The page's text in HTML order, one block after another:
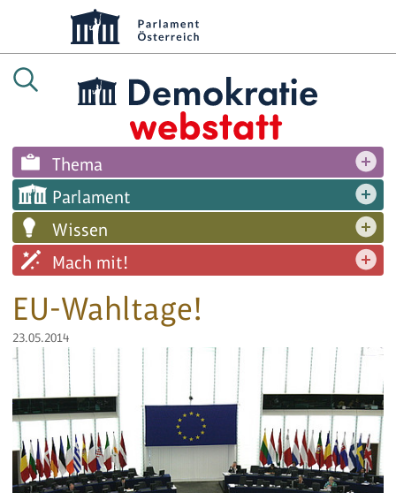
Thema
Parlament
Wissen
Mach mit!
EU-Wahltage!
23.05.2014